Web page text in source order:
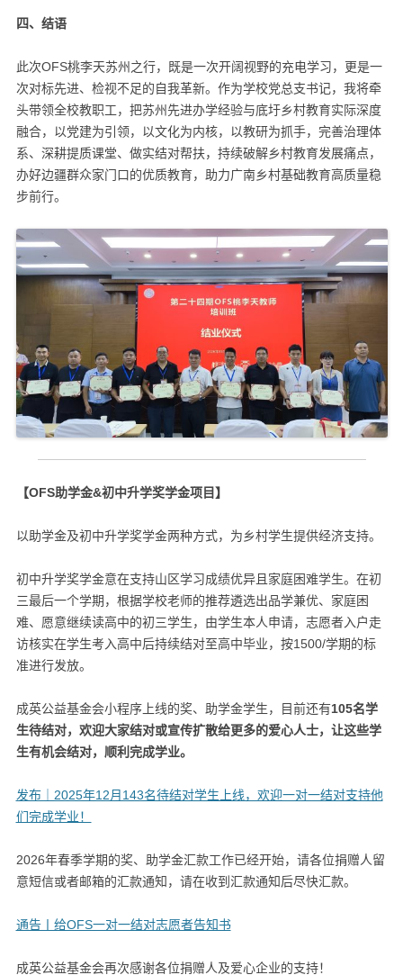
四、结语
此次OFS桃李天苏州之行，既是一次开阔视野的充电学习，更是一
次对标先进、检视不足的自我革新。作为学校党总支书记，我将牵
头带领全校教职工，把苏州先进办学经验与底圩乡村教育实际深度
融合，以党建为引领，以文化为内核，以教研为抓手，完善治理体
系、深耕提质课堂、做实结对帮扶，持续破解乡村教育发展痛点，
办好边疆群众家门口的优质教育，助力广南乡村基础教育高质量稳
步前行。
【OFS助学金&初中升学奖学金项目】
以助学金及初中升学奖学金两种方式，为乡村学生提供经济支持。
初中升学奖学金意在支持山区学习成绩优异且家庭困难学生。在初
三最后一个学期，根据学校老师的推荐遴选出品学兼优、家庭困
难、愿意继续读高中的初三学生，由学生本人申请，志愿者入户走
访核实在学生考入高中后持续结对至高中毕业，按1500/学期的标
准进行发放。
成英公益基金会小程序上线的奖、助学金学生，目前还有105名学
生待结对，欢迎大家结对或宣传扩散给更多的爱心人士，让这些学
生有机会结对，顺利完成学业。
发布｜2025年12月143名待结对学生上线，欢迎一对一结对支持他
们完成学业！
2026年春季学期的奖、助学金汇款工作已经开始，请各位捐赠人留
意短信或者邮箱的汇款通知，请在收到汇款通知后尽快汇款。
通告丨给OFS一对一结对志愿者告知书
成英公益基金会再次感谢各位捐赠人及爱心企业的支持！